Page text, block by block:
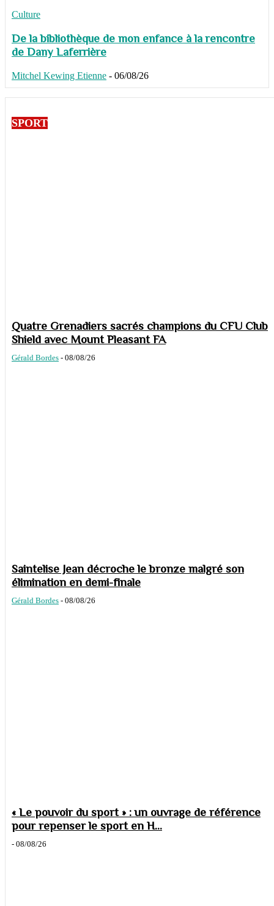
Culture
De la bibliothèque de mon enfance à la rencontre
de Dany Laferrière
Mitchel Kewing Etienne - 06/08/26
SPORT
Quatre Grenadiers sacrés champions du CFU Club
Shield avec Mount Pleasant FA
Gérald Bordes - 08/08/26
Saintelise Jean décroche le bronze malgré son
élimination en demi-finale
Gérald Bordes - 08/08/26
« Le pouvoir du sport » : un ouvrage de référence
pour repenser le sport en H...
- 08/08/26